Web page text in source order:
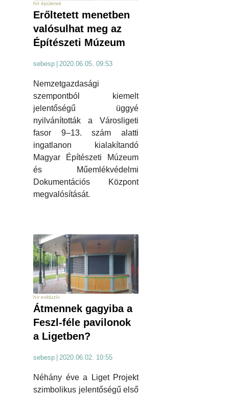
hír épületek
Erőltetett menetben
valósulhat meg az
Építészeti Múzeum
sebesp 2020.06.05. 09:53
Nemzetgazdasági
szempontból kiemelt
jelentőségű üggyé
nyilvánították a Városligeti
fasor 9–13. szám alatti
ingatlanon kialakítandó
Magyar Építészeti Múzeum
és Műemlékvédelmi
Dokumentációs Központ
megvalósítását.
hír exkluzív
Átmennek gagyiba a
Feszl-féle pavilonok
a Ligetben?
sebesp 2020.06.02. 10:55
Néhány éve a Liget Projekt
szimbolikus jelentőségű első